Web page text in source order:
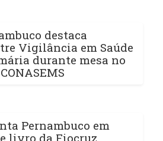
destaca
Vigilância em Saúde
durante mesa no
Pernambuco em
livro da Fiocruz